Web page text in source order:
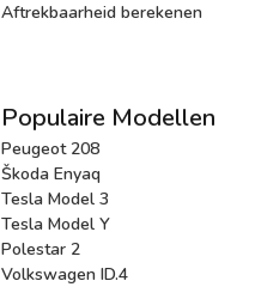
Aftrekbaarheid berekenen
Populaire Modellen
Peugeot 208
Škoda Enyaq
Tesla Model 3
Tesla Model Y
Polestar 2
Volkswagen ID.4